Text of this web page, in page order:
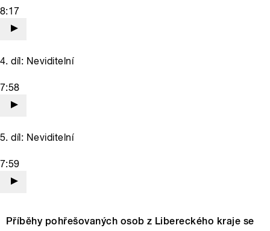
8:17
4. díl: Neviditelní
7:58
5. díl: Neviditelní
7:59
Příběhy pohřešovaných osob z Libereckého kraje se